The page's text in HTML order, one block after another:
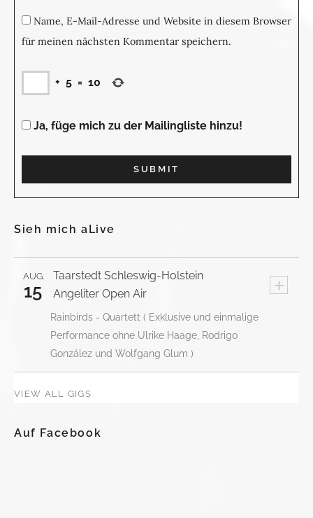
Name, E-Mail-Adresse und Website in diesem Browser
für meinen nächsten Kommentar speichern.
+ 5 = 10
Ja, füge mich zu der Mailingliste hinzu!
Sieh mich aLive
Taarstedt Schleswig-Holstein +
AUG.
15 Angeliter Open Air
Rainbirds - Quartett ( Exklusive und einmalige
Performance ohne Ulrike Haage, Rodrigo
González und Wolfgang Glum )
VIEW ALL GIGS
Auf Facebook